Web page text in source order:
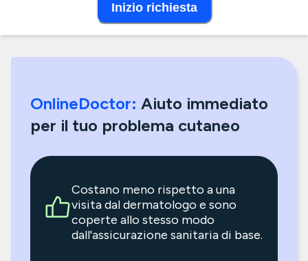
Inizio richiesta
OnlineDoctor: Aiuto immediato
per il tuo problema cutaneo
Costano meno rispetto a una
visita dal dermatologo e sono
coperte allo stesso modo
dall'assicurazione sanitaria di base.